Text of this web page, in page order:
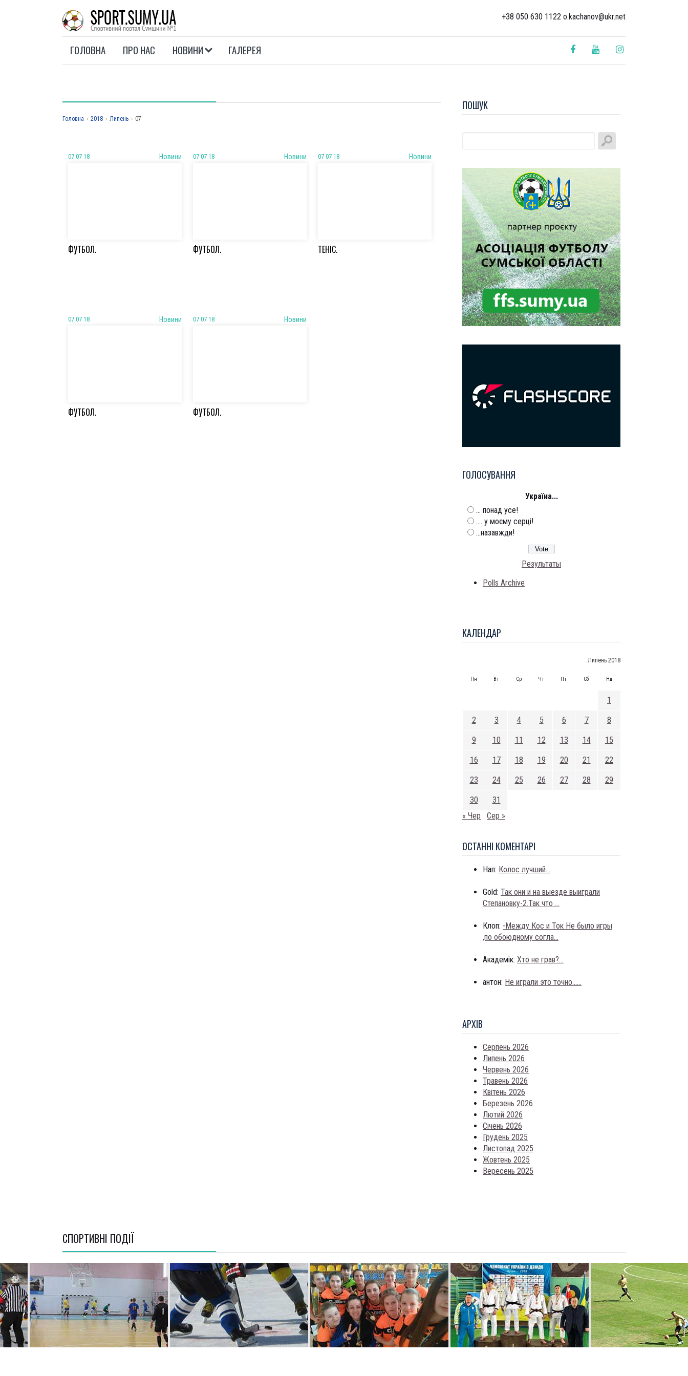
+38 050 630 1122 o.kachanov@ukr.net
ГОЛОВНА ПРО НАС НОВИНИ ГАЛЕРЕЯ
ПОШУК
ГОЛОСУВАННЯ
Україна...
... понад усе!
.... у моєму серці!
...назавжди!
Результаты
Polls Archive
КАЛЕНДАР
Липень 2018
Пн Вт Ср Чт Пт Сб Нд
1
2 3 4 5 6 7 8
9 10 11 12 13 14 15
16 17 18 19 20 21 22
23 24 25 26 27 28 29
30
31
« Чер
Сер »
ОСТАННI КОМЕНТАРI
Нап: Колос лучший...
Gold: Так они и на выезде выиграли
Степановку-2.Так что ...
Клоп: -Между Кос и Ток Не было игры
,по обоюдному согла...
Академік: Хто не грав?...
антон: Не играли это точно......
АРХIВ
Серпень 2026
Липень 2026
Червень 2026
Травень 2026
Квітень 2026
Березень 2026
Лютий 2026
Січень 2026
Грудень 2025
Листопад 2025
Жовтень 2025
Вересень 2025
Головна › 2018 › Липень › 07
07 07 18 Новини
ФУТБОЛ.
07 07 18 Новини
ФУТБОЛ.
07 07 18 Новини
ТЕНІС.
07 07 18 Новини
ФУТБОЛ.
07 07 18 Новини
ФУТБОЛ.
СПОРТИВНI ПОДІЇ